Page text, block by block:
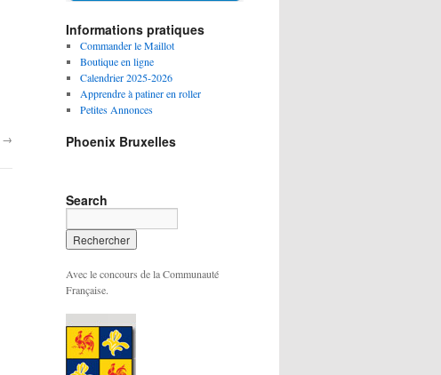
→
Informations pratiques
Commander le Maillot
Boutique en ligne
Calendrier 2025-2026
Apprendre à patiner en roller
Petites Annonces
Phoenix Bruxelles
Search
Avec le concours de la Communauté
Française.